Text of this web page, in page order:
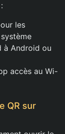
les
à Android ou
accès au Wi-
QR sur